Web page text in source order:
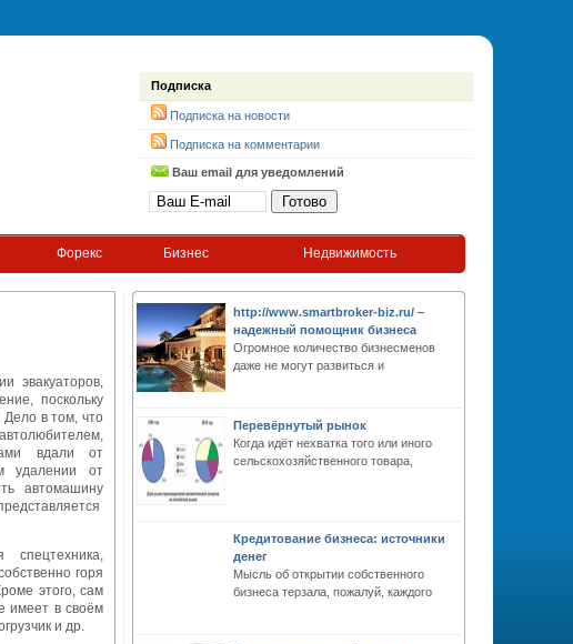
Подписка
Подписка на новости
Подписка на комментарии
Ваш email для уведомлений
Форекс Бизнес Недвижимость
эвакуаторов,
поскольку
в том, что
вдали от
удалении от
автомашину
спецтехника,
горя
этого, сам
имеет в своём
и др.
http://www.smartbroker-biz.ru/ –
надежный помощник бизнеса
Огромное количество бизнесменов
даже не могут развиться и
Перевёрнутый рынок
Когда идёт нехватка того или иного
сельскохозяйственного товара,
Кредитование бизнеса: источники
денег
Мысль об открытии собственного
бизнеса терзала, пожалуй, каждого